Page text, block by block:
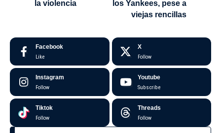
la violencia
los Yankees, pese a
viejas rencillas
Facebook
Like
X
Follow
Instagram
Follow
Youtube
Subscribe
Tiktok
Follow
Threads
Follow